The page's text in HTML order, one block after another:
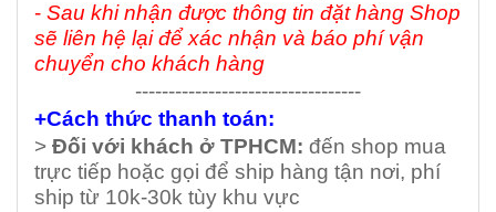
- Sau khi nhận được thông tin đặt hàng Shop
sẽ liên hệ lại để xác nhận và báo phí vận
chuyển cho khách hàng
----------------------------------
+Cách thức thanh toán:
> Đối với khách ở TPHCM: đến shop mua
trực tiếp hoặc gọi để ship hàng tận nơi, phí
ship từ 10k-30k tùy khu vực